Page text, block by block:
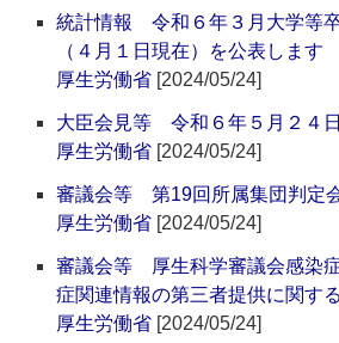
統計情報 令和６年３月大学等
（４月１日現在）を公表します
厚生労働省 [2024/05/24]
大臣会見等 令和６年５月２４
厚生労働省 [2024/05/24]
審議会等 第19回所属集団判定
厚生労働省 [2024/05/24]
審議会等 厚生科学審議会感染
症関連情報の第三者提供に関す
厚生労働省 [2024/05/24]